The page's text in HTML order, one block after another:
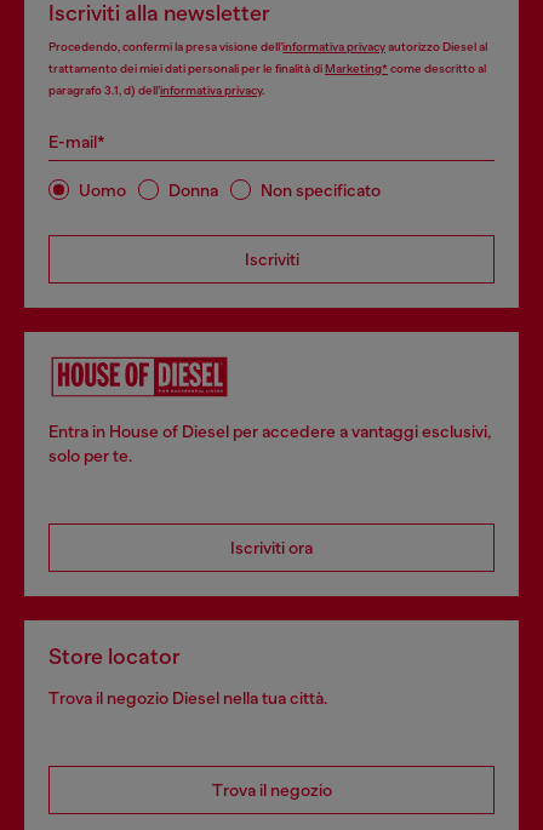
Iscriviti alla newsletter
Procedendo, confermi la presa visione dell’informativa privacyautorizzo Diesel al
trattamento dei miei dati personali per le finalità diMarketing*come descritto al
paragrafo 3.1, d) dell’informativa privacy.
E-mail*
Uomo Donna Non specificato
Iscriviti
Entra in House of Diesel per accedere a vantaggi esclusivi,
solo per te.
Iscriviti ora
Store locator
Trova il negozio Diesel nella tua città.
Trova il negozio